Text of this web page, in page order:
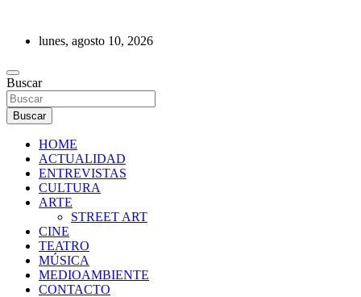
contenidolunes, agosto 10, 2026
REVISTA DE PRENSA
Buscar
Buscar
HOME
ACTUALIDAD
ENTREVISTAS
CULTURA
ARTE
STREET ART
CINE
TEATRO
MÚSICA
MEDIOAMBIENTE
CONTACTO